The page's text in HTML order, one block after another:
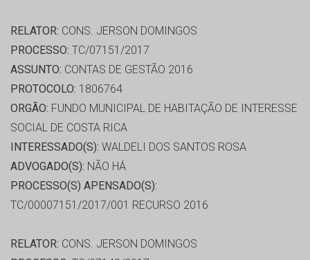
RELATOR: CONS. JERSON DOMINGOS
PROCESSO: TC/07151/2017
ASSUNTO: CONTAS DE GESTÃO 2016
PROTOCOLO: 1806764
ORGÃO: FUNDO MUNICIPAL DE HABITAÇÃO DE INTERESSE
SOCIAL DE COSTA RICA
INTERESSADO(S): WALDELI DOS SANTOS ROSA
ADVOGADO(S): NÃO HÁ
PROCESSO(S) APENSADO(S):
TC/00007151/2017/001 RECURSO 2016
RELATOR: CONS. JERSON DOMINGOS